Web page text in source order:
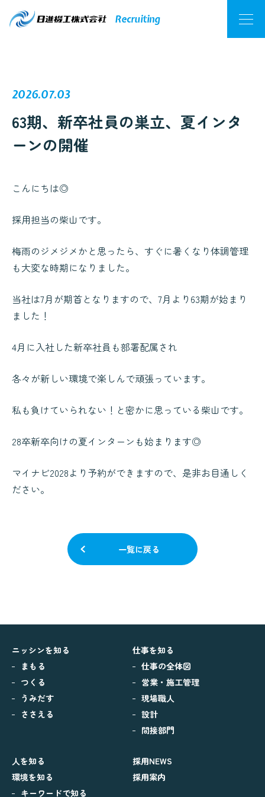
Recruiting
採用NEWS
2026.07.03
63期、新卒社員の巣立、夏インタ
ーンの開催
こんにちは◎
採用担当の柴山です。
梅雨のジメジメかと思ったら、すぐに暑くなり体調管理
も大変な時期になりました。
当社は7月が期首となりますので、7月より63期が始まり
ました！
4月に入社した新卒社員も部署配属され
各々が新しい環境で楽しんで頑張っています。
私も負けていられない！と密かに思っている柴山です。
28卒新卒向けの夏インターンも始まります◎
マイナビ2028より予約ができますので、是非お目通しく
ださい。
一覧に戻る
ニッシンを知る
まもる
つくる
うみだす
ささえる
仕事を知る
仕事の全体図
営業・施工管理
現場職人
設計
間接部門
人を知る
環境を知る
キーワードで知る
採用NEWS
採用案内